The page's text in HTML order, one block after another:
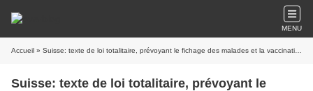
MENU
Accueil » Suisse: texte de loi totalitaire, prévoyant le fichage des malades et la vaccination obligatoire
Suisse: texte de loi totalitaire, prévoyant le